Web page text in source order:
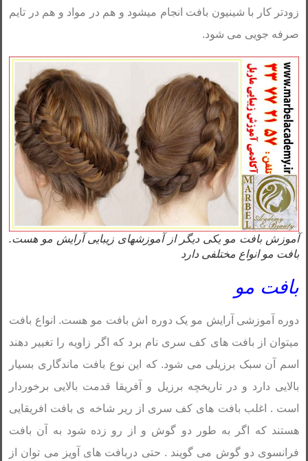
زودتر کار با شینیون بافت انجام میشود و هم در مواد و هم در تایم
صرفه جویی می شود.
آموزش بافت مو یکی دیگر از آموزشهای زیبایی آرایش مو هست.
بافت مو انواع مختلفی دارد
بافت مو
دوره آموزشی آرایش مو یک دوره اش بافت مو هست. انواع بافت
میتوان از بافت های کف سری نام برد که اگر زاویه را تغییر دهند
اسم آن سبک برزیلی می شود. که این نوع بافت ماندگاری بسیار
بالایی دارد و در تاریخچه برزیل و آفریقا قدمت بالایی برخوردار
است . اغلب بافت های کف سری از ریر شاخه ی بافت افریقایی
هستند که اگر به طور دو گوش و از رو زده شود به آن بافت
فرانسوی دو گوش می گویند . حتی دربافت های آویز می توان از